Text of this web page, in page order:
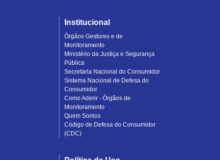
Institucional
Órgãos Gestores e de
Monitoramento
Ministério da Justiça e Segurança
Pública
Secretaria Nacional do Consumidor
Sistema Nacional de Defesa do
Consumidor
Como Aderir - Órgãos de
Monitoramento
Quem Somos
Código de Defesa do Consumidor
(CDC)